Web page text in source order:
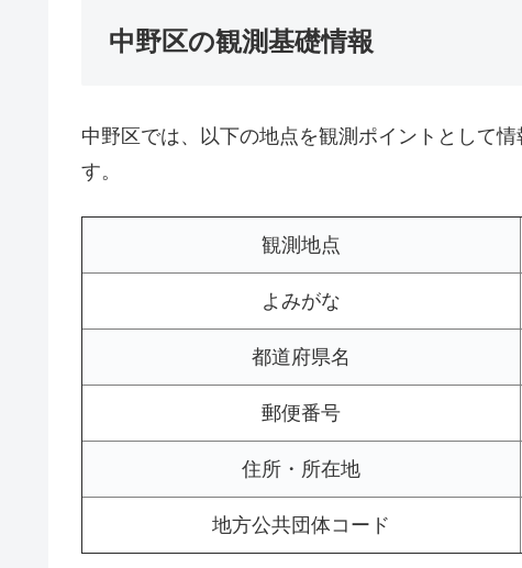
中野区の観測基礎情報
中野区では、以下の地点を観測ポイントとして
す。
観測地点
よみがな
都道府県名
郵便番号
住所・所在地
地方公共団体コード